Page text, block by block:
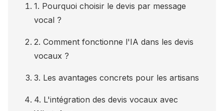
1. Pourquoi choisir le devis par message
vocal ?
2. Comment fonctionne l'IA dans les devis
vocaux ?
3. Les avantages concrets pour les artisans
4. L'intégration des devis vocaux avec